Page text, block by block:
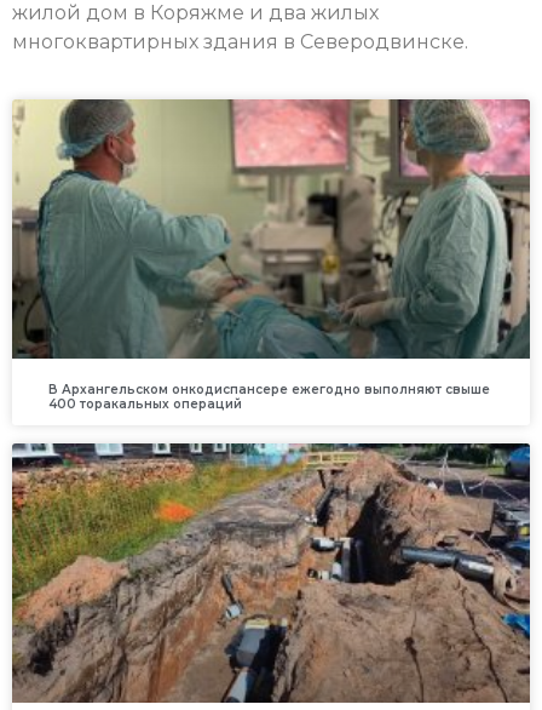
жилой дом в Коряжме и два жилых
многоквартирных здания в Северодвинске.
В Архангельском онкодиспансере ежегодно выполняют свыше
400 торакальных операций